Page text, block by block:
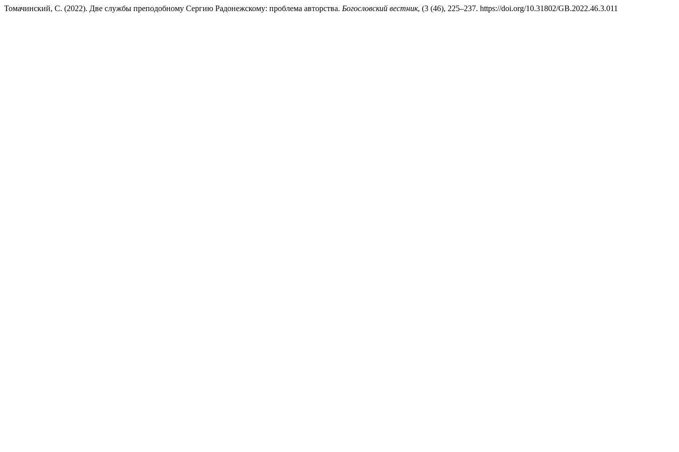
Томачинский, С. (2022). Две службы преподобному Сергию Радонежскому: проблема авторства. Богословский вестник, (3 (46), 225–237. https://doi.org/10.31802/GB.2022.46.3.011